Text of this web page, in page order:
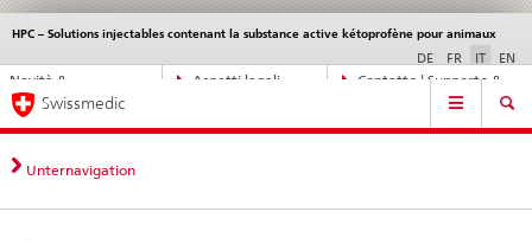
Navigazione
diretta:
novità,
legali,
Novità &
Aspetti legali,
Contatto | Supporto &
HPC – Solutions injectables contenant la substance active kétoprofène pour animaux
DE FR IT EN
Service
Navigation
Swissmedic
Unternavigation